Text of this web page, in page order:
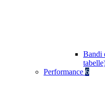
Bandi
Performance 6